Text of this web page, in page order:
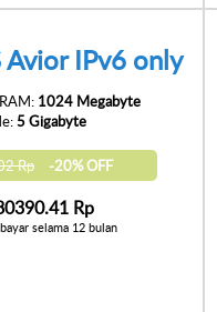
Avior IPv6 only
RAM: 1024 Megabyte
5 Gigabyte
Rp -20% OFF
Rp
selama 12 bulan